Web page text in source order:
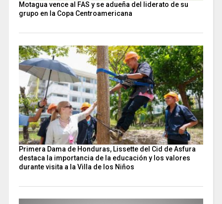
Motagua vence al FAS y se adueña del liderato de su
grupo en la Copa Centroamericana
Primera Dama de Honduras, Lissette del Cid de Asfura
destaca la importancia de la educación y los valores
durante visita a la Villa de los Niños